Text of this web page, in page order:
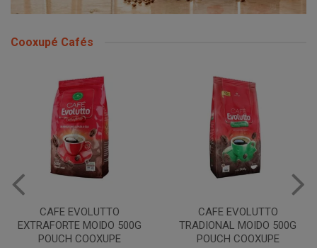
Cooxupé Cafés
CAFE EVOLUTTO
EXTRAFORTE MOIDO 500G
POUCH COOXUPE
CAFE EVOLUTTO
TRADIONAL MOIDO 500G
POUCH COOXUPE